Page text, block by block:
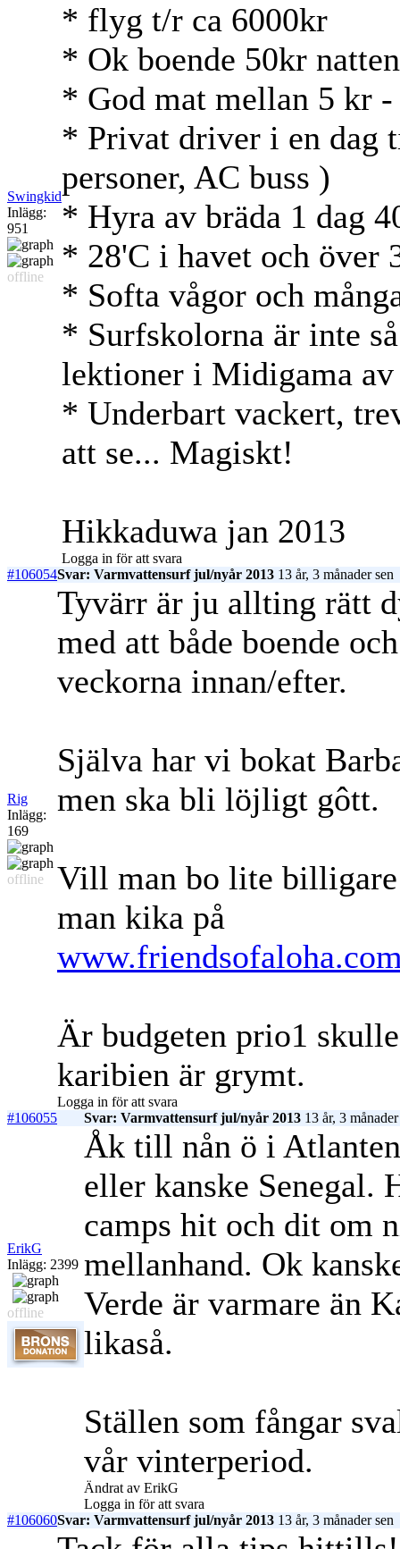
Swingkid
Inlägg:
951
offline
* flyg t/r ca 6000kr
* Ok boende 50kr
* God mat mellan 5 kr
* Privat driver i en dag
personer, AC buss )
* Hyra av bräda 1 dag
* 28'C i havet och över
* Softa vågor och
* Surfskolorna är inte
lektioner i Midigama
* Underbart vackert,
att se... Magiskt!
Hikkaduwa jan 2013
Logga in för att svara
#106054Svar: Varmvattensurf jul/nyår 2013 13 år, 3 månader sen
Rig
Inlägg:
169
offline
Tyvärr är ju allting rätt
med att både boende
veckorna innan/efter.
Själva har vi bokat
men ska bli löjligt gôtt.
Vill man bo lite
man kika på
Är budgeten prio1
karibien är grymt.
Logga in för att svara
#106055
Svar: Varmvattensurf jul/nyår 2013 13 år, 3
ErikG
Inlägg: 2399
offline
Åk till nån ö i
eller kanske Senegal.
camps hit och dit om
mellanhand. Ok
Verde är varmare än
likaså.
Ställen som fångar
vår vinterperiod.
Ändrat av ErikG
Logga in för att svara
#106060Svar: Varmvattensurf jul/nyår 2013 13 år, 3 månader sen